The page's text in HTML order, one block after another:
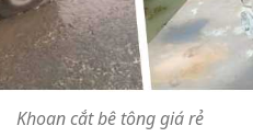
Khoan cắt bê tông giá rẻ